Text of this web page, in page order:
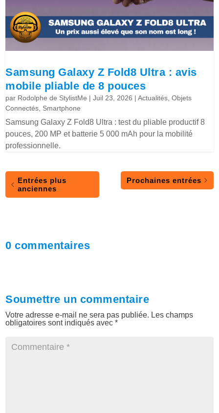
Samsung Galaxy Z Fold8 Ultra : avis
mobile pliable de 8 pouces
par Rodolphe de StylistMe |Juil 23, 2026 |Actualités ,Objets
Connectés Smartphone
Samsung Galaxy Z Fold8 Ultra : test du pliable productif 8
pouces, 200 MP et batterie 5 000 mAh pour la mobilité
professionnelle.
Entrées plus
anciennes
Prochaines entrées
0 commentaires
Soumettre un commentaire
Votre adresse e-mail ne sera pas publiée. Les champs
obligatoires sont indiqués avec*